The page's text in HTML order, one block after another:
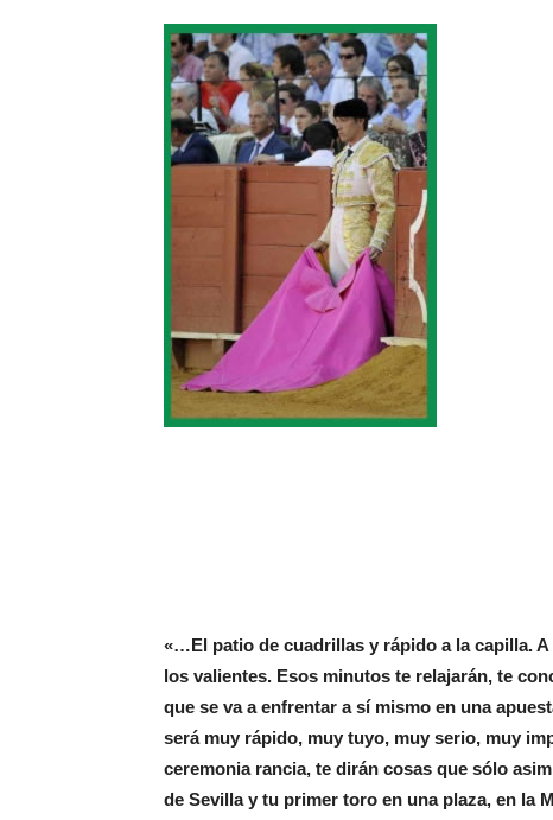
«…El patio de cuadrillas y rápido a la capilla.
los valientes. Esos minutos te relajarán, te
que se va a enfrentar a sí mismo en una
será muy rápido, muy tuyo, muy serio, muy
ceremonia rancia, te dirán cosas que sólo
de Sevilla y tu primer toro en una plaza, en la